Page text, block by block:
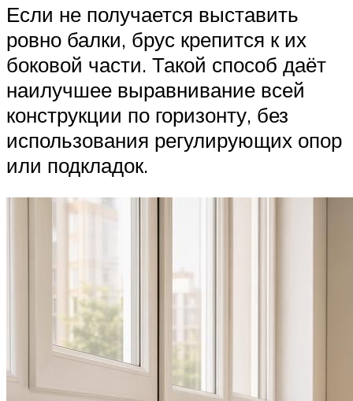
Если не получается выставить
ровно балки, брус крепится к их
боковой части. Такой способ даёт
наилучшее выравнивание всей
конструкции по горизонту, без
использования регулирующих опор
или подкладок.